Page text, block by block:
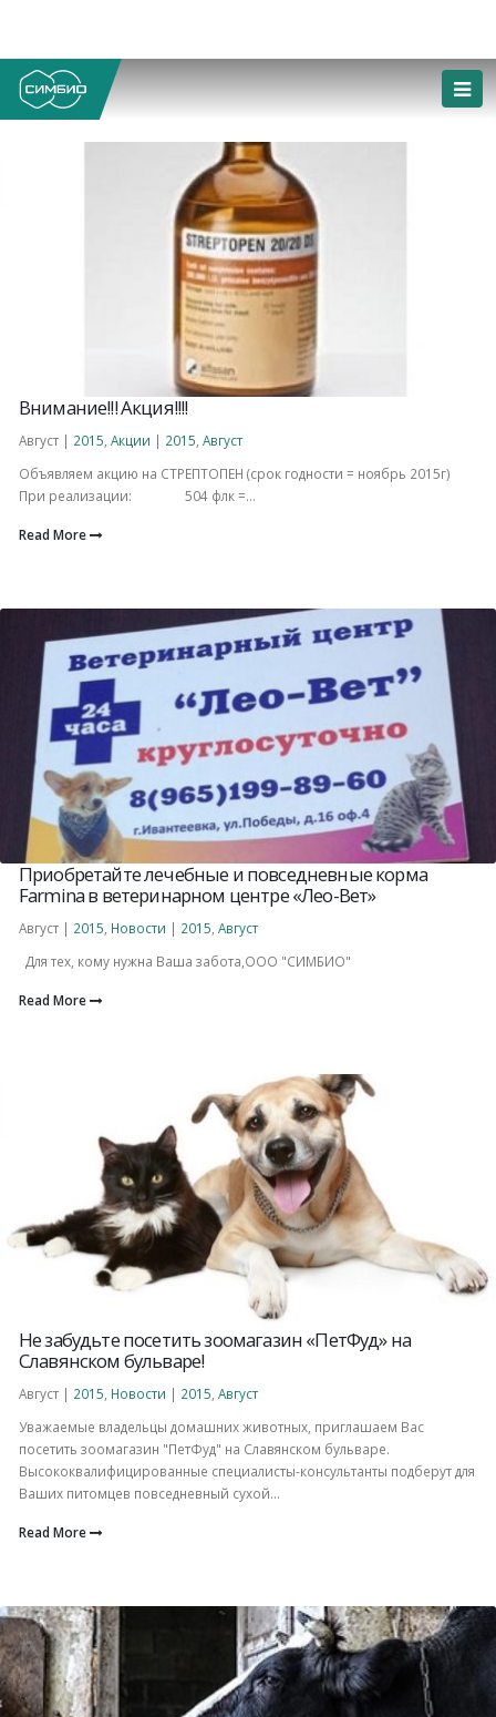
Внимание!!! Акция!!!!
Август | 2015 Акции | 2015 Август
Объявляем акцию на СТРЕПТОПЕН (срок годности = ноябрь 2015г)
При реализации: 504 флк =...
Read More
Приобретайте лечебные и повседневные корма
Farmina в ветеринарном центре «Лео-Вет»
Август | 2015 Новости | 2015 Август
Для тех, кому нужна Ваша забота,ООО "СИМБИО"
Read More
Не забудьте посетить зоомагазин «ПетФуд» на
Славянском бульваре!
Август | 2015 Новости | 2015 Август
Уважаемые владельцы домашних животных, приглашаем Вас
посетить зоомагазин "ПетФуд" на Славянском бульваре.
Высококвалифицированные специалисты-консультанты подберут для
Ваших питомцев повседневный сухой...
Read More